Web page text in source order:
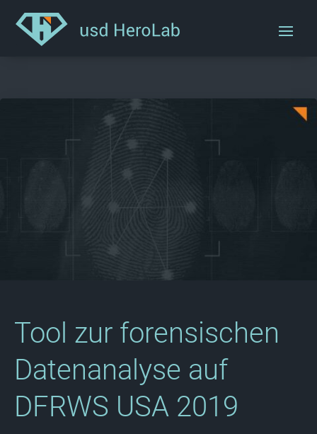
Tool zur forensischen
Datenanalyse auf
DFRWS USA 2019